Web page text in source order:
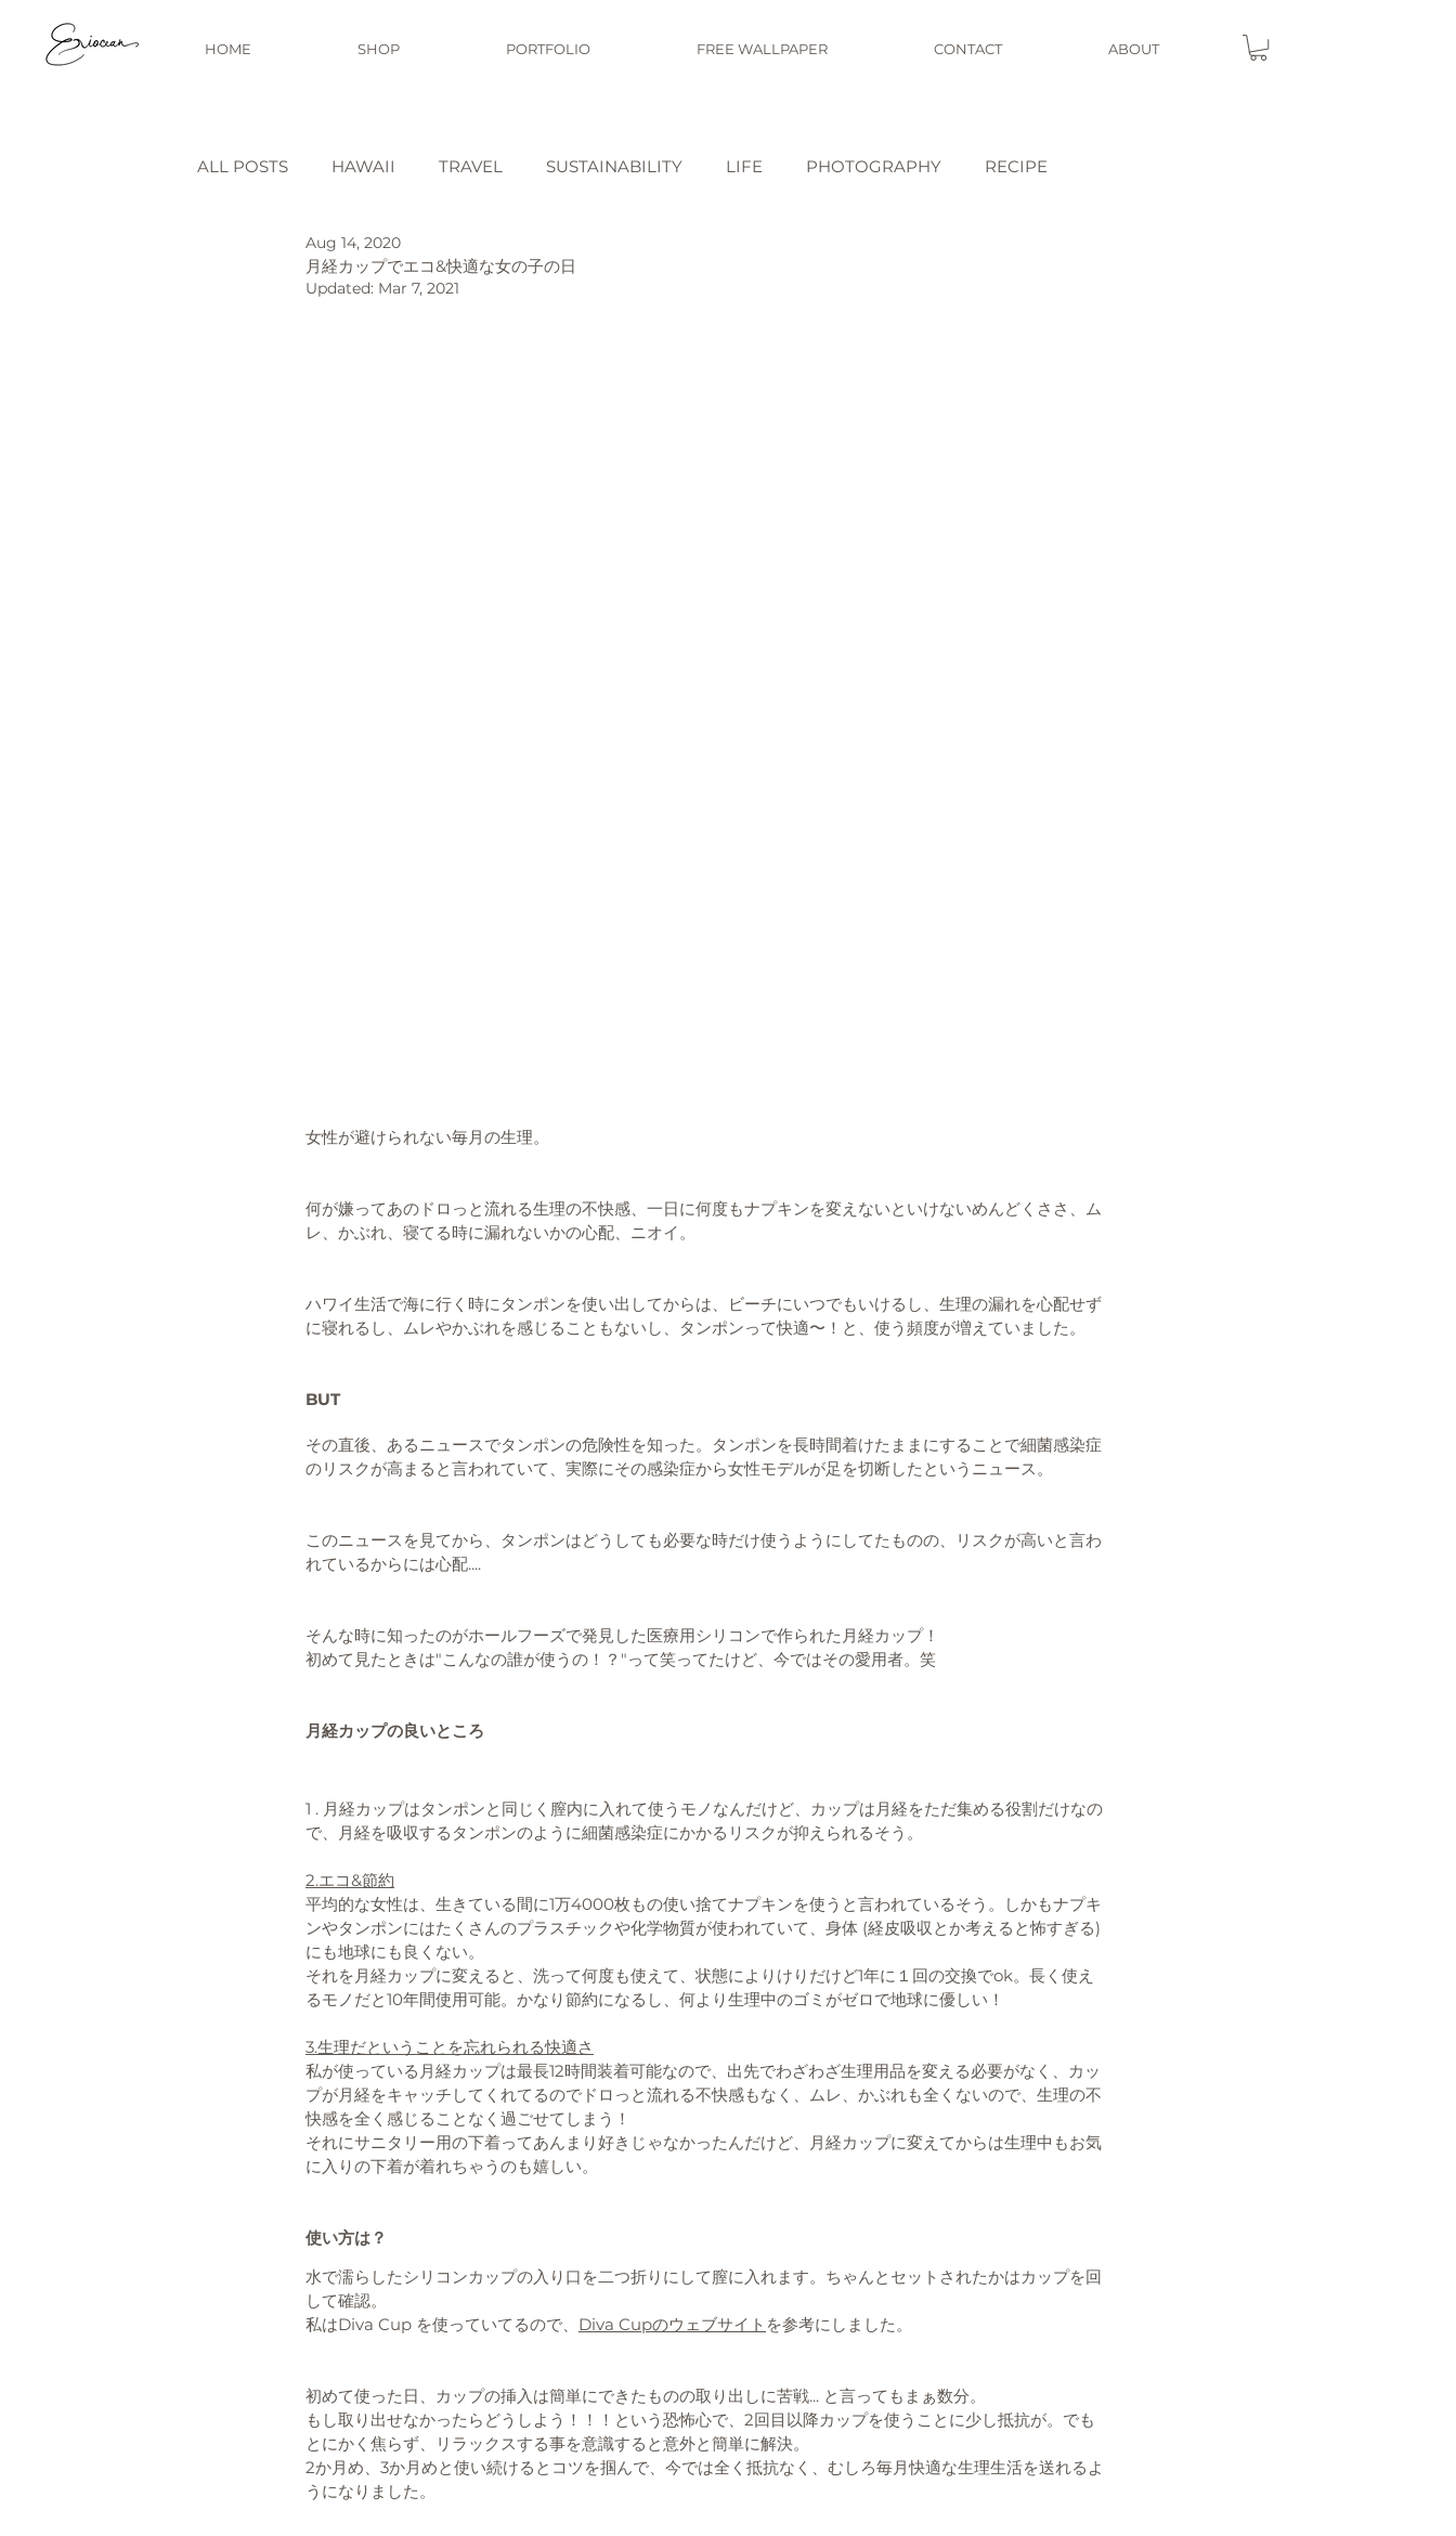
HOME SHOP PORTFOLIO FREE WALLPAPER CONTACT ABOUT
ALL POSTS HAWAII TRAVEL SUSTAINABILITY LIFE PHOTOGRAPHY RECIPE
STORY BEHIND THE PRINT
月経カップでエコ&快適な女の子の日
Aug 14, 2020
Updated: Mar 7, 2021
女性が避けられない毎月の生理。
何が嫌ってあのドロっと流れる生理の不快感、一日に何度もナプキンを変えないといけないめんどくささ、ム
レ、かぶれ、寝てる時に漏れないかの心配、ニオイ。
ハワイ生活で海に行く時にタンポンを使い出してからは、ビーチにいつでもいけるし、生理の漏れを心配せず
に寝れるし、ムレやかぶれを感じることもないし、タンポンって快適〜！と、使う頻度が増えていました。
BUT
その直後、あるニュースでタンポンの危険性を知った。タンポンを長時間着けたままにすることで細菌感染症
のリスクが高まると言われていて、実際にその感染症から女性モデルが足を切断したというニュース。
このニュースを見てから、タンポンはどうしても必要な時だけ使うようにしてたものの、リスクが高いと言わ
れているからには心配....
そんな時に知ったのがホールフーズで発見した医療用シリコンで作られた月経カップ！
初めて見たときは"こんなの誰が使うの！？"って笑ってたけど、今ではその愛用者。笑
月経カップの良いところ
1 . 月経カップはタンポンと同じく膣内に入れて使うモノなんだけど、カップは月経をただ集める役割だけなの
で、月経を吸収するタンポンのように細菌感染症にかかるリスクが抑えられるそう。
2.エコ&節約
平均的な女性は、生きている間に1万4000枚もの使い捨てナプキンを使うと言われているそう。しかもナプキ
ンやタンポンにはたくさんのプラスチックや化学物質が使われていて、身体 (経皮吸収とか考えると怖すぎる)
にも地球にも良くない。
それを月経カップに変えると、洗って何度も使えて、状態によりけりだけど1年に１回の交換でok。長く使え
るモノだと10年間使用可能。かなり節約になるし、何より生理中のゴミがゼロで地球に優しい！
3.生理だということを忘れられる快適さ
私が使っている月経カップは最長12時間装着可能なので、出先でわざわざ生理用品を変える必要がなく、カッ
プが月経をキャッチしてくれてるのでドロっと流れる不快感もなく、ムレ、かぶれも全くないので、生理の不
快感を全く感じることなく過ごせてしまう！
それにサニタリー用の下着ってあんまり好きじゃなかったんだけど、月経カップに変えてからは生理中もお気
に入りの下着が着れちゃうのも嬉しい。
使い方は？
水で濡らしたシリコンカップの入り口を二つ折りにして膣に入れます。ちゃんとセットされたかはカップを回
して確認。
私はDiva Cup を使っていてるので、 Diva Cupのウェブサイト を参考にしました。
初めて使った日、カップの挿入は簡単にできたものの取り出しに苦戦... と言ってもまぁ数分。
もし取り出せなかったらどうしよう！！！という恐怖心で、2回目以降カップを使うことに少し抵抗が。でも
とにかく焦らず、リラックスする事を意識すると意外と簡単に解決。
2か月め、3か月めと使い続けるとコツを掴んで、今では全く抵抗なく、むしろ毎月快適な生理生活を送れるよ
うになりました。